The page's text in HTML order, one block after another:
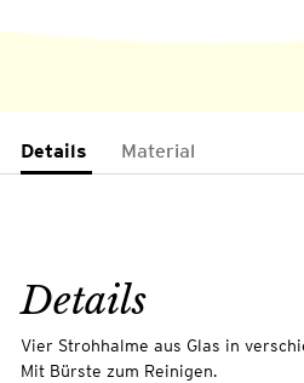
Details Material
Details
Vier Strohhalme aus Glas in
Mit Bürste zum Reinigen.